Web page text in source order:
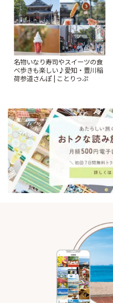
名物いなり寿司やスイーツの食
べ歩きも楽しい♪愛知・豊川稲
荷参道さんぽ | ことりっぷ